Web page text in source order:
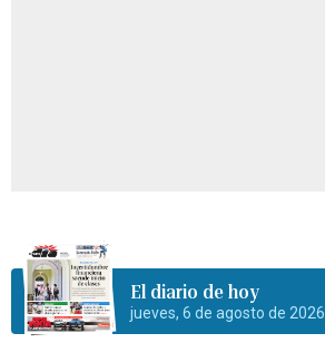
El diario de hoy
jueves, 6 de agosto de 2026